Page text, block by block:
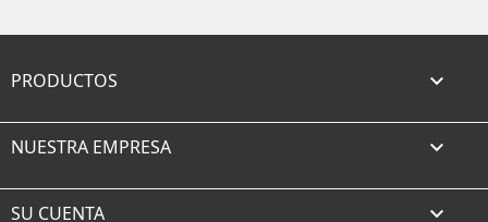
PRODUCTOS 
NUESTRA EMPRESA 
SU CUENTA 